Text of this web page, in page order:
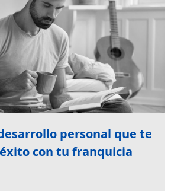
personal que te
con tu franquicia